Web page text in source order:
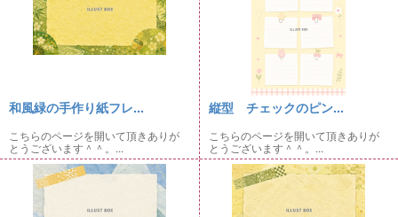
和風緑の手作り紙フレ...
こちらのページを開いて頂きありが
とうございます＾＾。...
縦型 チェックのピン...
こちらのページを開いて頂きありが
とうございます＾＾。...